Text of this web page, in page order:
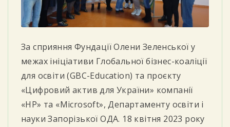
За сприяння Фундації Олени Зеленської у
межах ініціативи Глобальної бізнес-коаліції
для освіти (GBC-Education) та проєкту
«Цифровий актив для України» компанії
«HP» та «Microsoft», Департаменту освіти і
науки Запорізької ОДА. 18 квітня 2023 року